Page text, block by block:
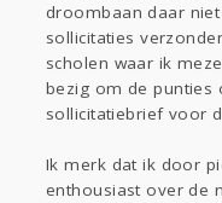
droombaan daar
sollicitaties
scholen waar ik
bezig om de punties
sollicitatiebrief voor
Ik merk dat ik door
enthousiast over de